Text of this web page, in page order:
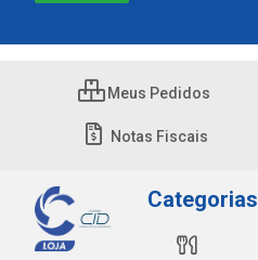
Meus Pedidos
Notas Fiscais
Categorias